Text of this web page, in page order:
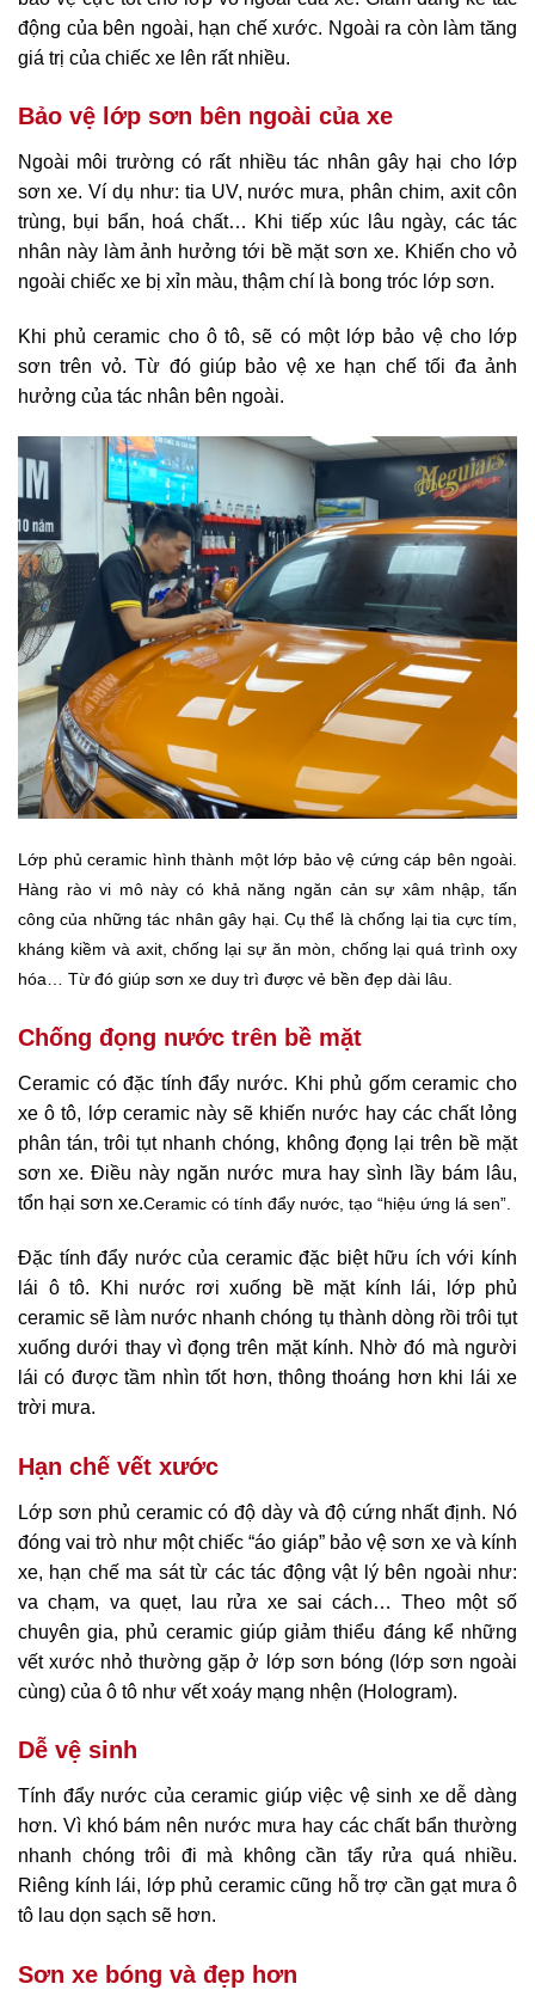
động của bên ngoài, hạn chế xước. Ngoài ra còn làm tăng
giá trị của chiếc xe lên rất nhiều.
Bảo vệ lớp sơn bên ngoài của xe
Ngoài môi trường có rất nhiều tác nhân gây hại cho lớp
sơn xe. Ví dụ như: tia UV, nước mưa, phân chim, axit côn
trùng, bụi bẩn, hoá chất… Khi tiếp xúc lâu ngày, các tác
nhân này làm ảnh hưởng tới bề mặt sơn xe. Khiến cho vỏ
ngoài chiếc xe bị xỉn màu, thậm chí là bong tróc lớp sơn.
Khi phủ ceramic cho ô tô, sẽ có một lớp bảo vệ cho lớp
sơn trên vỏ. Từ đó giúp bảo vệ xe hạn chế tối đa ảnh
hưởng của tác nhân bên ngoài.
Lớp phủ ceramic hình thành một lớp bảo vệ cứng cáp bên ngoài.
Hàng rào vi mô này có khả năng ngăn cản sự xâm nhập, tấn
công của những tác nhân gây hại. Cụ thể là chống lại tia cực tím,
kháng kiềm và axit, chống lại sự ăn mòn, chống lại quá trình oxy
hóa… Từ đó giúp sơn xe duy trì được vẻ bền đẹp dài lâu.
Chống đọng nước trên bề mặt
Ceramic có đặc tính đẩy nước. Khi phủ gốm ceramic cho
xe ô tô, lớp ceramic này sẽ khiến nước hay các chất lỏng
phân tán, trôi tụt nhanh chóng, không đọng lại trên bề mặt
sơn xe. Điều này ngăn nước mưa hay sình lầy bám lâu,
tổn hại sơn xe.Ceramic có tính đẩy nước, tạo “hiệu ứng lá sen”.
Đặc tính đẩy nước của ceramic đặc biệt hữu ích với kính
lái ô tô. Khi nước rơi xuống bề mặt kính lái, lớp phủ
ceramic sẽ làm nước nhanh chóng tụ thành dòng rồi trôi tụt
xuống dưới thay vì đọng trên mặt kính. Nhờ đó mà người
lái có được tầm nhìn tốt hơn, thông thoáng hơn khi lái xe
trời mưa.
Hạn chế vết xước
Lớp sơn phủ ceramic có độ dày và độ cứng nhất định. Nó
đóng vai trò như một chiếc “áo giáp” bảo vệ sơn xe và kính
xe, hạn chế ma sát từ các tác động vật lý bên ngoài như:
va chạm, va quẹt, lau rửa xe sai cách… Theo một số
chuyên gia, phủ ceramic giúp giảm thiểu đáng kể những
vết xước nhỏ thường gặp ở lớp sơn bóng (lớp sơn ngoài
cùng) của ô tô như vết xoáy mạng nhện (Hologram).
Dễ vệ sinh
Tính đẩy nước của ceramic giúp việc vệ sinh xe dễ dàng
hơn. Vì khó bám nên nước mưa hay các chất bẩn thường
nhanh chóng trôi đi mà không cần tẩy rửa quá nhiều.
Riêng kính lái, lớp phủ ceramic cũng hỗ trợ cần gạt mưa ô
tô lau dọn sạch sẽ hơn.
Sơn xe bóng và đẹp hơn